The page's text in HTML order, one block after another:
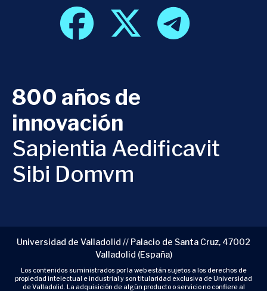
800 años de
innovación
Sapientia Aedificavit
Sibi Domvm
Universidad de Valladolid // Palacio de Santa Cruz, 47002
Valladolid (España)
Los contenidos suministrados por la web están sujetos a los derechos de
propiedad intelectual e industrial y son titularidad exclusiva de Universidad
de Valladolid. La adquisición de algún producto o servicio no confiere al